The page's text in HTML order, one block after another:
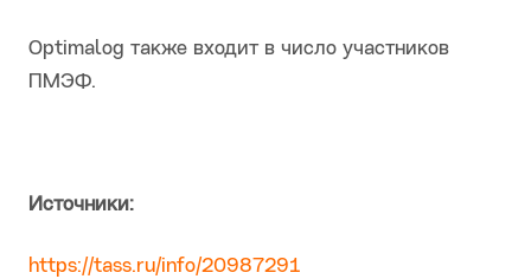
Optimalog также входит в число участников
ПМЭФ.
Источники:
https://tass.ru/info/20987291